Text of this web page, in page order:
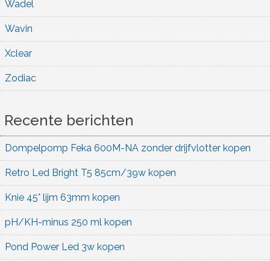
Wadel
Wavin
Xclear
Zodiac
Recente berichten
Dompelpomp Feka 600M-NA zonder drijfvlotter kopen
Retro Led Bright T5 85cm/39w kopen
Knie 45° lijm 63mm kopen
pH/KH-minus 250 ml kopen
Pond Power Led 3w kopen